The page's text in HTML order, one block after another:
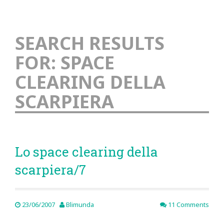
SEARCH RESULTS
FOR: SPACE
CLEARING DELLA
SCARPIERA
Lo space clearing della
scarpiera/7
23/06/2007 Blimunda 11 Comments